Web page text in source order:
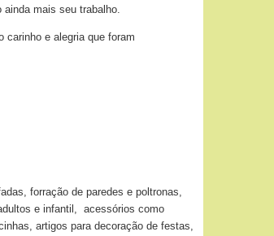
mais seu trabalho.
carinho e alegria que foram
forração de paredes e poltronas,
e infantil, acessórios como
artigos para decoração de festas,